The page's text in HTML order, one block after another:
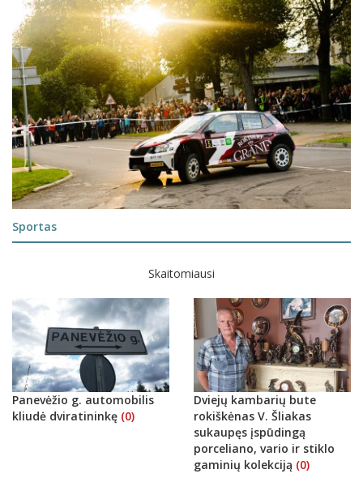
Sportas
Skaitomiausi
Panevėžio g. automobilis
kliudė dviratininkę (0)
Dviejų kambarių bute
rokiškėnas V. Šliakas
sukaupęs įspūdingą
porceliano, vario ir stiklo
gaminių kolekciją (0)